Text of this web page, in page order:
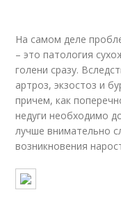
На самом деле
– это патология
голени сразу.
артроз, экзостоз и
причем, как
недуги необходимо
лучше внимательно
возникновения